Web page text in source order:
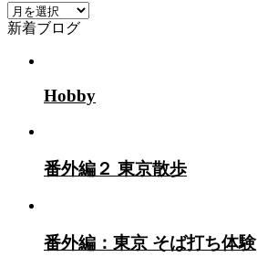
ア
ー
新着ブログ
Hobby
番外編２ 東京散歩
番外編：東京 そば打ち体験